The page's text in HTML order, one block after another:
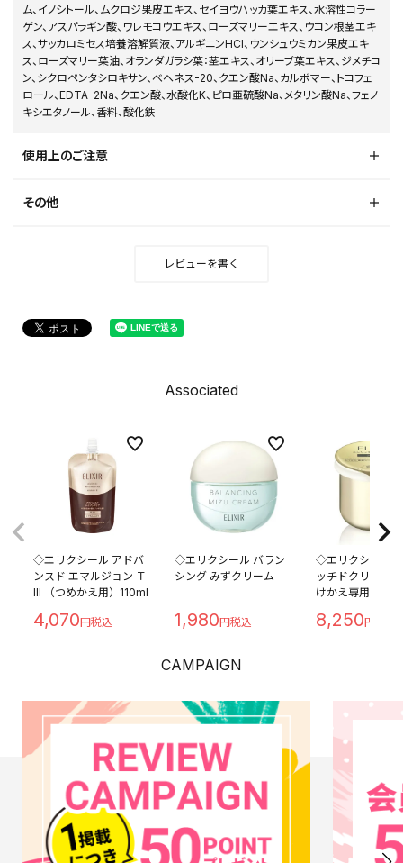
ム、イノシトール、ムクロジ果皮エキス、セイヨウハッカ葉エキス、水溶性コラー
ゲン、アスパラギン酸、ワレモコウエキス、ローズマリーエキス、ウコン根茎エキ
ス、サッカロミセス培養溶解質液、アルギニンHCl、ウンシュウミカン果皮エキ
ス、ローズマリー葉油、オランダガラシ葉：茎エキス、オリーブ葉エキス、ジメチコ
ン、シクロペンタシロキサン、べへネス-20、クエン酸Na、カルボマー、トコフェ
ロール、EDTA-2Na、クエン酸、水酸化K、ピロ亜硫酸Na、メタリン酸Na、フェノ
キシエタノール、香料、酸化鉄
使用上のご注意
その他
レビューを書く
Associated
◇エリクシール アドバ
ンスド エマルジョン Ｔ
III （つめかえ用）110ml
4,070
◇エリクシール バラン
シング みずクリーム
1,980
◇エリクシール
ッチドクリーム
けかえ専用レフ
8,250
CAMPAIGN